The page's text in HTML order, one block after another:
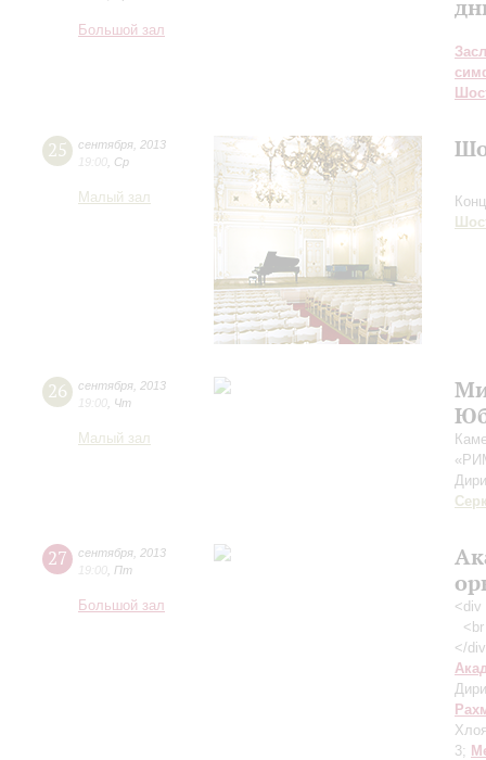
Большой зал
25 сентября 2013
19:00 Ср
Малый зал
26 сентября 2013
19:00 Чт
Малый зал
27 сентября 2013
19:00 Пт
Большой зал
<div
</
3;